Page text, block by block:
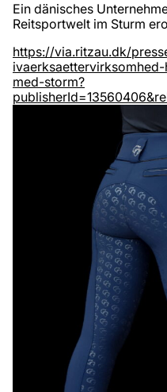
Ein dänisches
Reitsportwelt im Sturm
https://via.ritzau.dk/
med-storm?